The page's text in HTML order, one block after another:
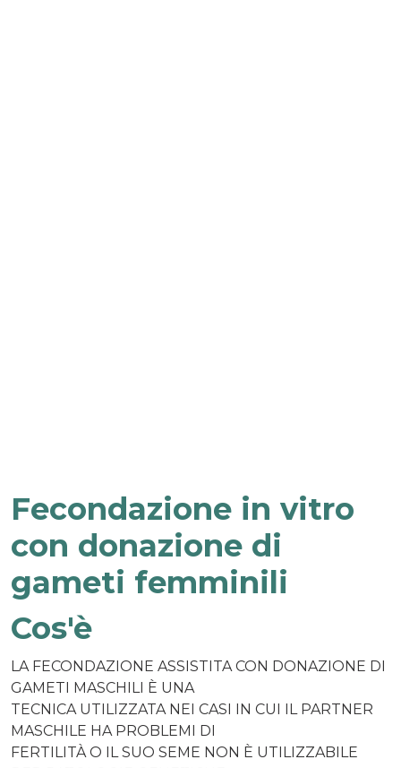
Fecondazione in vitro
con donazione di
gameti femminili
Cos'è
LA FECONDAZIONE ASSISTITA CON DONAZIONE DI
GAMETI MASCHILI È UNA
TECNICA UTILIZZATA NEI CASI IN CUI IL PARTNER
MASCHILE HA PROBLEMI DI
FERTILITÀ O IL SUO SEME NON È UTILIZZABILE